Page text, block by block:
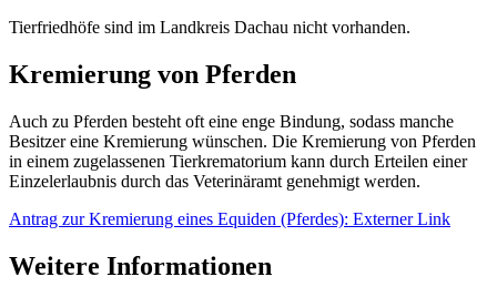
Tierfriedhöfe sind im Landkreis Dachau nicht vorhanden.
Kremierung von Pferden
Auch zu Pferden besteht oft eine enge Bindung, sodass manche
Besitzer eine Kremierung wünschen. Die Kremierung von Pferden
in einem zugelassenen Tierkrematorium kann durch Erteilen einer
Einzelerlaubnis durch das Veterinäramt genehmigt werden.
Antrag zur Kremierung eines Equiden (Pferdes): Externer Link
Weitere Informationen